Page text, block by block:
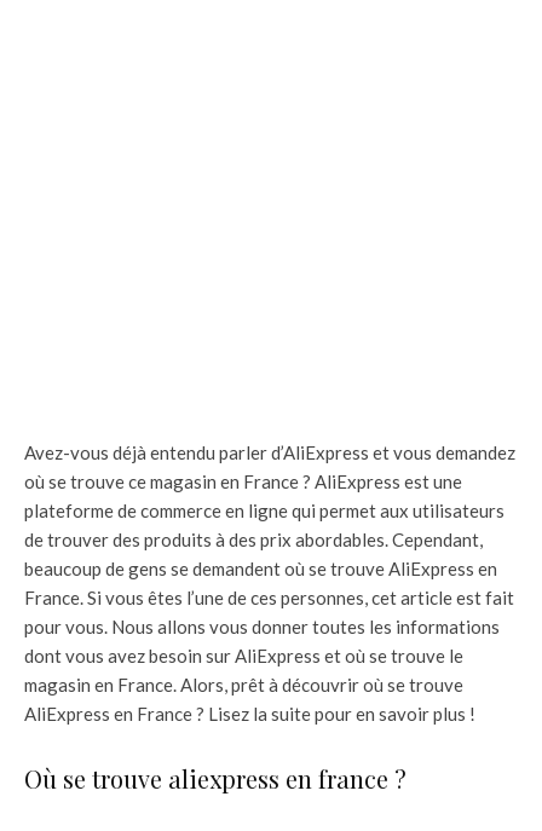
Avez-vous déjà entendu parler d’AliExpress et vous demandez
où se trouve ce magasin en France ? AliExpress est une
plateforme de commerce en ligne qui permet aux utilisateurs
de trouver des produits à des prix abordables. Cependant,
beaucoup de gens se demandent où se trouve AliExpress en
France. Si vous êtes l’une de ces personnes, cet article est fait
pour vous. Nous allons vous donner toutes les informations
dont vous avez besoin sur AliExpress et où se trouve le
magasin en France. Alors, prêt à découvrir où se trouve
AliExpress en France ? Lisez la suite pour en savoir plus !
Où se trouve aliexpress en france ?